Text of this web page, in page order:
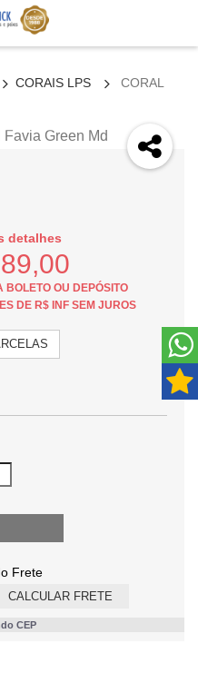
CORAIS LPS
CORAL
detalhes
BOLETO OU DEPÓSITO
DE R$ INF SEM JUROS
Frete
CEP